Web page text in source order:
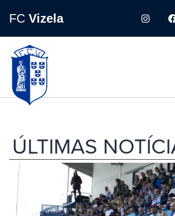
FC Vizela
ÚLTIMAS